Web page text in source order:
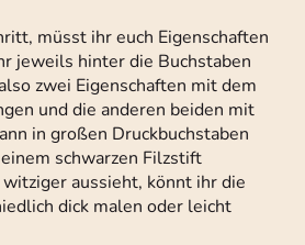
müsst ihr euch Eigenschaften
jeweils hinter die Buchstaben
zwei Eigenschaften mit dem
und die anderen beiden mit
in großen Druckbuchstaben
schwarzen Filzstift
aussieht, könnt ihr die
dick malen oder leicht